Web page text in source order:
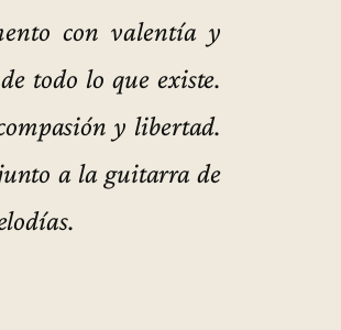
con valentía y
todo lo que existe.
y libertad.
a la guitarra de